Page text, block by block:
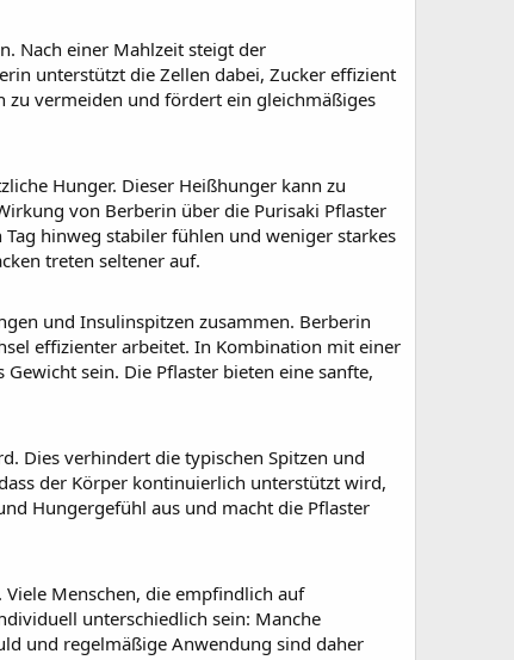
Nach einer Mahlzeit steigt der
unterstützt die Zellen dabei, Zucker effizient
zu vermeiden und fördert ein gleichmäßiges
Hunger. Dieser Heißhunger kann zu
von Berberin über die Purisaki Pflaster
hinweg stabiler fühlen und weniger starkes
treten seltener auf.
und Insulinspitzen zusammen. Berberin
effizienter arbeitet. In Kombination mit einer
sein. Die Pflaster bieten eine sanfte,
Dies verhindert die typischen Spitzen und
der Körper kontinuierlich unterstützt wird,
Hungergefühl aus und macht die Pflaster
Viele Menschen, die empfindlich auf
unterschiedlich sein: Manche
und regelmäßige Anwendung sind daher